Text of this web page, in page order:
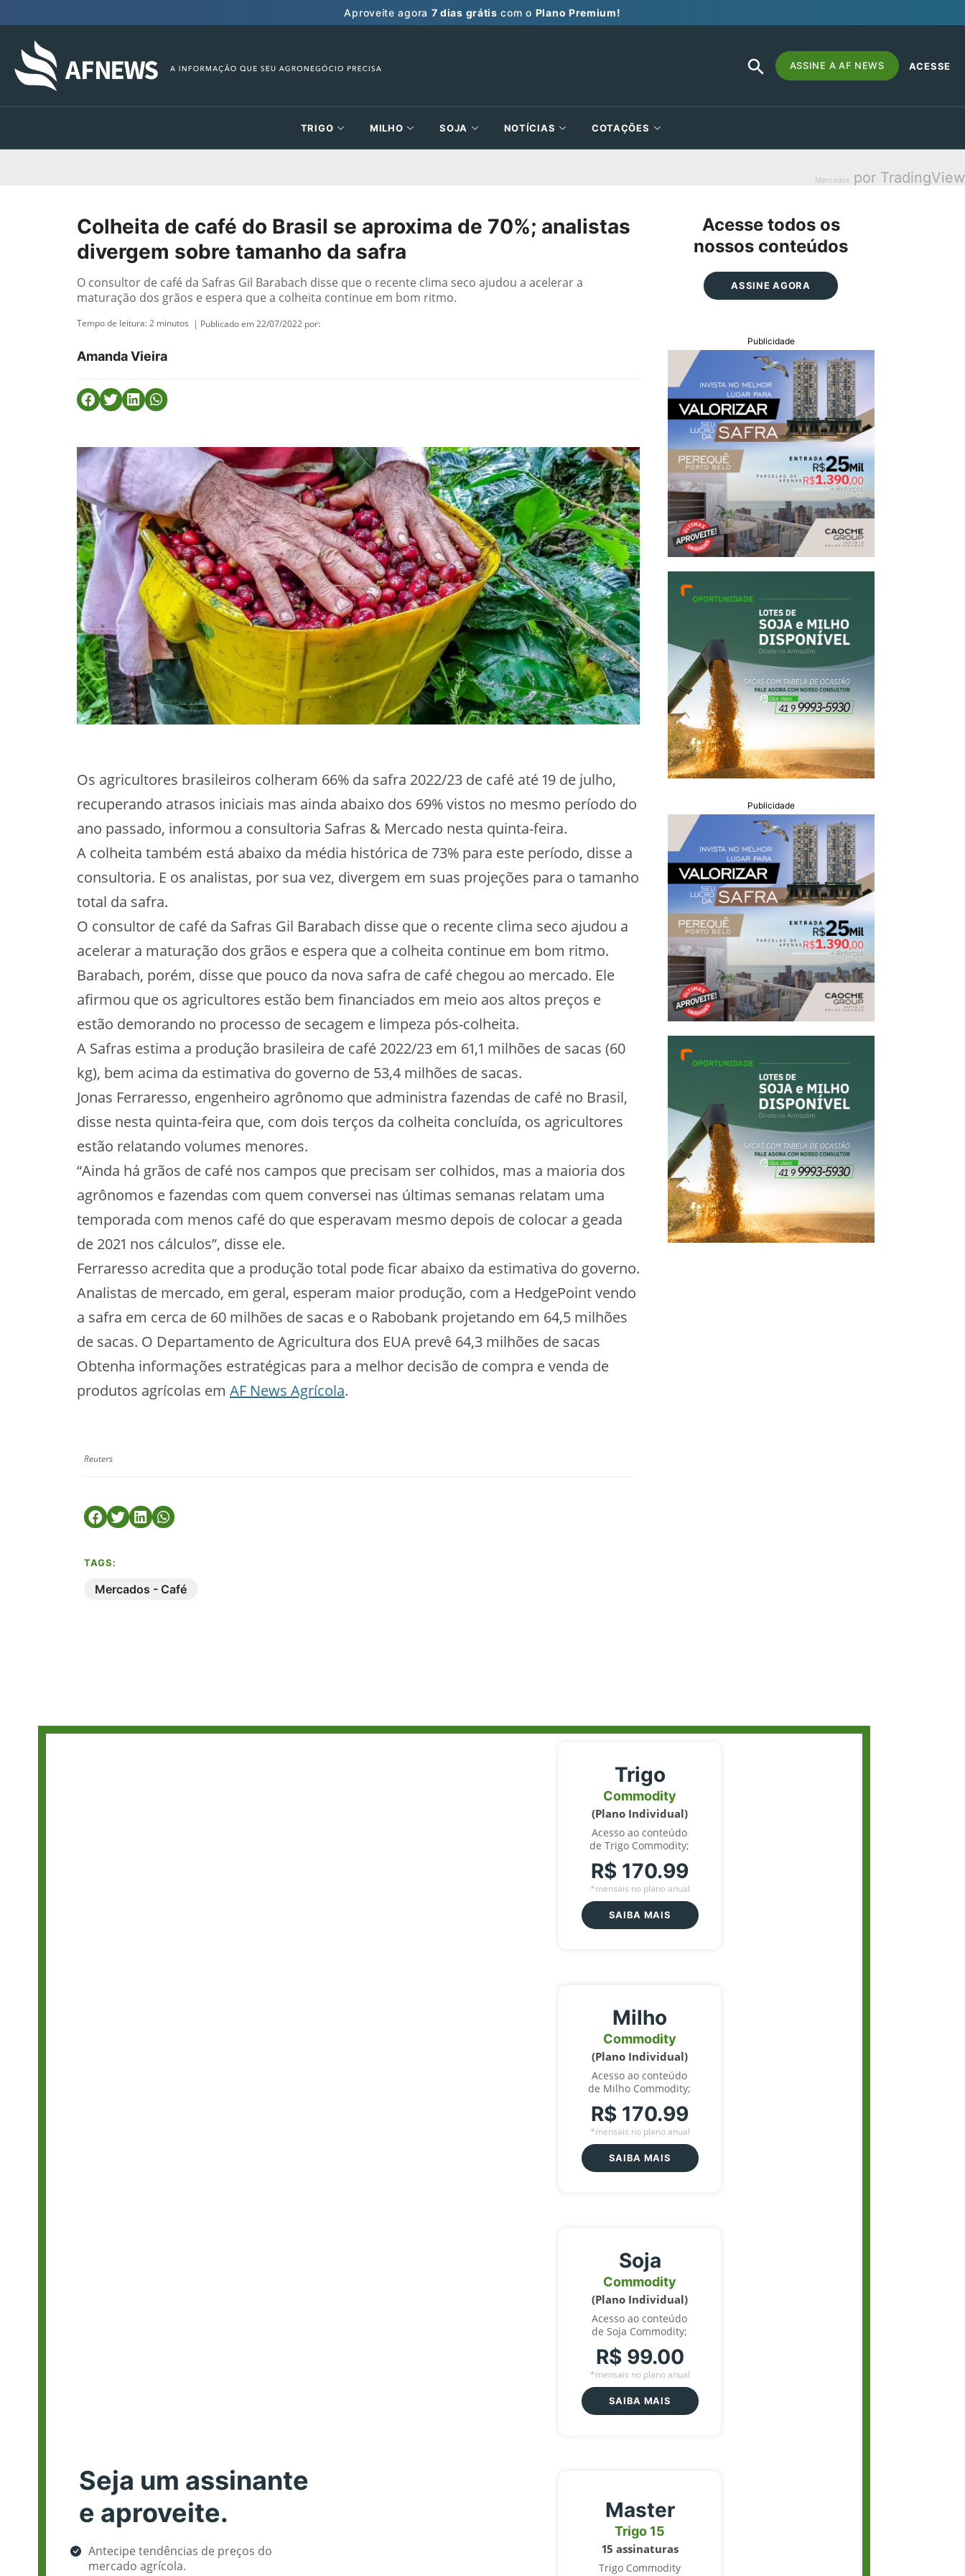
Aproveite agora 7 dias grátis com o Plano Premium!
Search
for:
SEARCH
BUTTON
ASSINE A AF NEWS ACESSE
TRIGO MILHO SOJA NOTÍCIAS COTAÇÕES
Mercados por TradingView
Colheita de café do Brasil se aproxima de 70%; analistas
divergem sobre tamanho da safra
O consultor de café da Safras Gil Barabach disse que o recente clima seco ajudou a acelerar a
maturação dos grãos e espera que a colheita continue em bom ritmo.
Tempo de leitura:2 minutos | Publicado em 22/07/2022 por:
Amanda Vieira
Os agricultores brasileiros colheram 66% da safra 2022/23 de café até 19 de julho,
recuperando atrasos iniciais mas ainda abaixo dos 69% vistos no mesmo período do
ano passado, informou a consultoria Safras & Mercado nesta quinta-feira.
A colheita também está abaixo da média histórica de 73% para este período, disse a
consultoria. E os analistas, por sua vez, divergem em suas projeções para o tamanho
total da safra.
O consultor de café da Safras Gil Barabach disse que o recente clima seco ajudou a
acelerar a maturação dos grãos e espera que a colheita continue em bom ritmo.
Barabach, porém, disse que pouco da nova safra de café chegou ao mercado. Ele
afirmou que os agricultores estão bem financiados em meio aos altos preços e
estão demorando no processo de secagem e limpeza pós-colheita.
A Safras estima a produção brasileira de café 2022/23 em 61,1 milhões de sacas (60
kg), bem acima da estimativa do governo de 53,4 milhões de sacas.
Jonas Ferraresso, engenheiro agrônomo que administra fazendas de café no Brasil,
disse nesta quinta-feira que, com dois terços da colheita concluída, os agricultores
estão relatando volumes menores.
“Ainda há grãos de café nos campos que precisam ser colhidos, mas a maioria dos
agrônomos e fazendas com quem conversei nas últimas semanas relatam uma
temporada com menos café do que esperavam mesmo depois de colocar a geada
de 2021 nos cálculos”, disse ele.
Ferraresso acredita que a produção total pode ficar abaixo da estimativa do governo.
Analistas de mercado, em geral, esperam maior produção, com a HedgePoint vendo
a safra em cerca de 60 milhões de sacas e o Rabobank projetando em 64,5 milhões
de sacas. O Departamento de Agricultura dos EUA prevê 64,3 milhões de sacas
Obtenha informações estratégicas para a melhor decisão de compra e venda de
produtos agrícolas em AF News Agrícola.
Reuters
TAGS:
Mercados - Café
Acesse todos os
nossos conteúdos
ASSINE AGORA
Publicidade
Publicidade
Seja um assinante
e aproveite.
Antecipe tendências de preços do
mercado agrícola.
Trigo
Commodity
(Plano Individual)
Acesso ao conteúdo
de Trigo Commodity;
R$ 170.99
*mensais no plano anual
SAIBA MAIS
Milho
Commodity
(Plano Individual)
Acesso ao conteúdo
de Milho Commodity;
R$ 170.99
*mensais no plano anual
SAIBA MAIS
Soja
Commodity
(Plano Individual)
Acesso ao conteúdo
de Soja Commodity;
R$ 99.00
*mensais no plano anual
SAIBA MAIS
Master
Trigo 15
15 assinaturas
Trigo Commodity